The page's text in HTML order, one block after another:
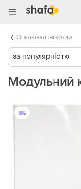
Модульний
за популярністю
Опалювальні котли